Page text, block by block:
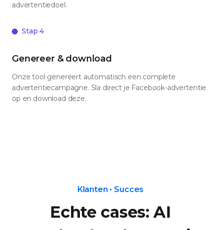
advertentiedoel.
Stap 4
Genereer & download
Onze tool genereert automatisch een complete
advertentiecampagne. Sla direct je Facebook-advertentie
op en download deze.
Klanten • Succes
Echte cases: AI